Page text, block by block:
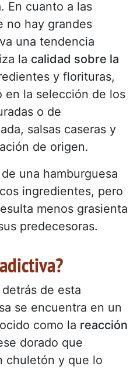
En cuanto a las
no hay grandes
una tendencia
la calidad sobre la
y florituras,
en la selección de los
o de
salsas caseras y
de origen.
una hamburguesa
ingredientes, pero
menos grasienta
predecesoras.
de esta
se encuentra en un
como la reacción
dorado que
chuletón y que lo